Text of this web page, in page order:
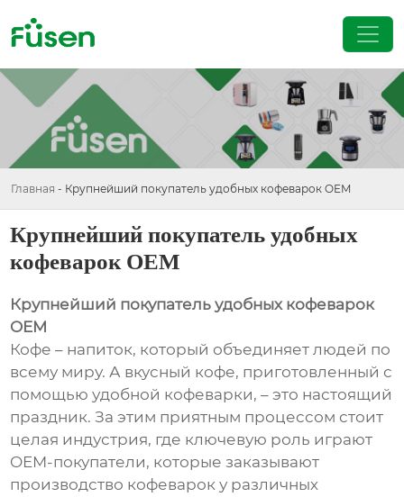
Главная - Крупнейший покупатель удобных кофеварок OEM
Крупнейший покупатель удобных
кофеварок OEM
Крупнейший покупатель удобных кофеварок
OEM
Кофе – напиток, который объединяет людей по
всему миру. А вкусный кофе, приготовленный с
помощью удобной кофеварки, – это настоящий
праздник. За этим приятным процессом стоит
целая индустрия, где ключевую роль играют
OEM-покупатели, которые заказывают
производство кофеварок у различных